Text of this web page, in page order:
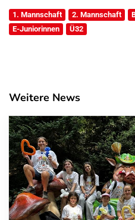
1. Mannschaft 2. Mannschaft
E-Juniorinnen
Ü32
Weitere News